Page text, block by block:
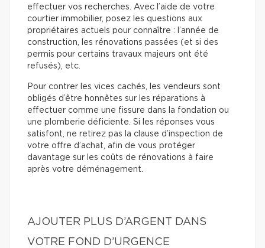
effectuer vos recherches. Avec l’aide de votre
courtier immobilier, posez les questions aux
propriétaires actuels pour connaître : l’année de
construction, les rénovations passées (et si des
permis pour certains travaux majeurs ont été
refusés), etc.
Pour contrer les vices cachés, les vendeurs sont
obligés d’être honnêtes sur les réparations à
effectuer comme une fissure dans la fondation ou
une plomberie déficiente. Si les réponses vous
satisfont, ne retirez pas la clause d’inspection de
votre offre d’achat, afin de vous protéger
davantage sur les coûts de rénovations à faire
après votre déménagement.
AJOUTER PLUS D’ARGENT DANS
VOTRE FOND D’URGENCE